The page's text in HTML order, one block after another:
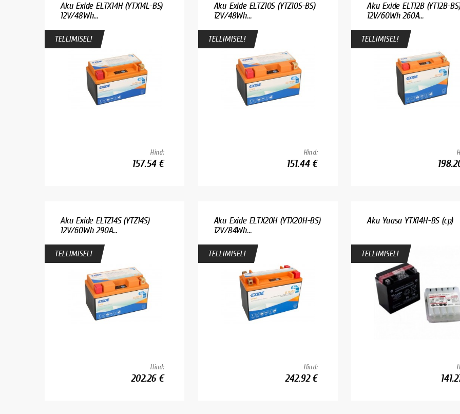
Aku Exide ELTX14H (YTX14L-BS)
12V/48Wh...
TELLIMISEL!
Hind:
157.54 €
Aku Exide ELTZ10S (YTZ10S-BS)
12V/48Wh...
TELLIMISEL!
Hind:
151.44 €
Aku Exide ELT12B (YT12B-BS)
12V/60Wh 260A...
TELLIMISEL!
Aku Exide ELTZ14S (YTZ14S)
12V/60Wh 290A...
TELLIMISEL!
Hind:
202.26 €
Aku Exide ELTX20H (YTX20H-BS)
12V/84Wh...
TELLIMISEL!
Hind:
242.92 €
Aku Yuasa YTX14H-BS (cp)
TELLIMISEL!